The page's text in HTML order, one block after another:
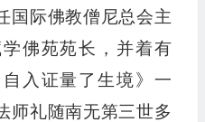
国际佛教僧尼总会主
佛苑苑长，并着有
入证量了生境》一
师礼随南无第三世多